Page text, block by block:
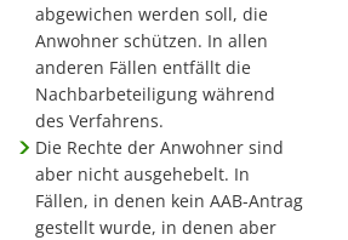
abgewichen werden soll, die
Anwohner schützen. In allen
anderen Fällen entfällt die
Nachbarbeteiligung während
des Verfahrens.
Die Rechte der Anwohner sind
aber nicht ausgehebelt. In
Fällen, in denen kein AAB-Antrag
gestellt wurde, in denen aber